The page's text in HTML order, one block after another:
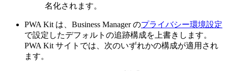
名化されます。
PWA Kit は、Business Manager のプライバシー環境設定
で設定したデフォルトの追跡構成を上書きします。
PWA Kit サイトでは、次のいずれかの構成が適用され
ます。